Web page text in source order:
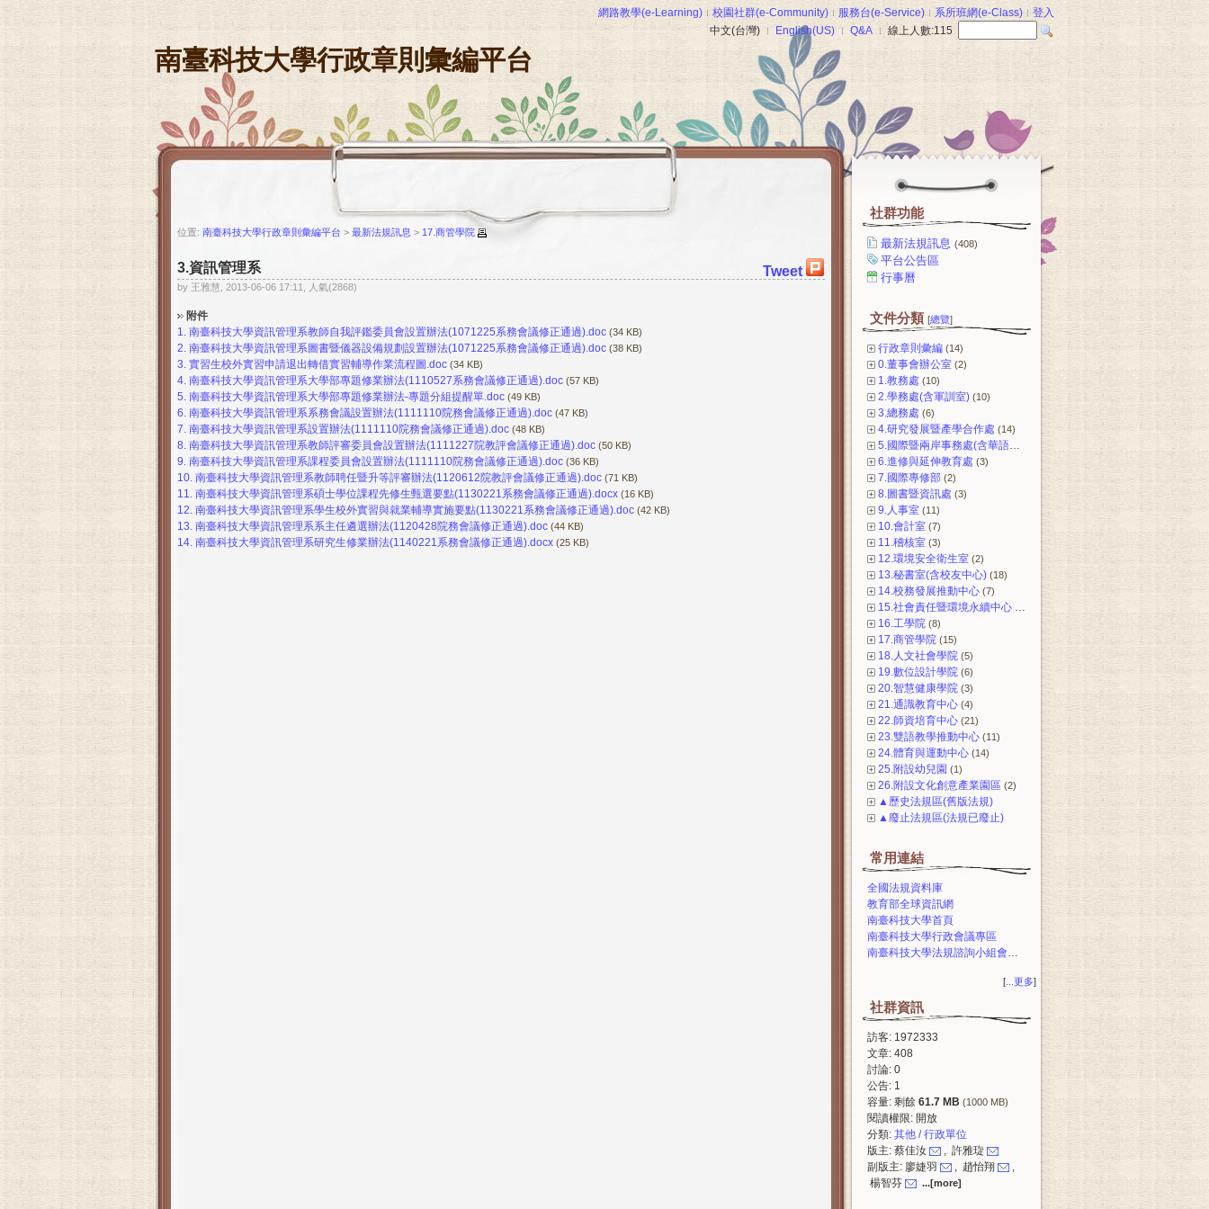
網路教學(e-Learning) 校園社群(e-Community) 服務台(e-Service) 系所班網(e-Class)
登入
中文(台灣)
English(US) Q&A 線上人數:115
南臺科技大學行政章則彙編平台
社群功能
最新法規訊息 (408)
平台公告區
行事曆
文件分類 [總覽]
行政章則彙編 (14)
0.董事會辦公室 (2)
1.教務處 (10)
2.學務處(含軍訓室) (10)
3.總務處 (6)
4.研究發展暨產學合作處 (14)
5.國際暨兩岸事務處(含華語中心)
6.進修與延伸教育處 (3)
7.國際專修部 (2)
8.圖書暨資訊處 (3)
9.人事室 (11)
10.會計室 (7)
11.稽核室 (3)
12.環境安全衛生室 (2)
13.秘書室(含校友中心) (18)
14.校務發展推動中心 (7)
15.社會責任暨環境永續中心
16.工學院 (8)
17.商管學院 (15)
18.人文社會學院 (5)
19.數位設計學院 (6)
20.智慧健康學院 (3)
21.通識教育中心 (4)
22.師資培育中心 (21)
23.雙語教學推動中心 (11)
24.體育與運動中心 (14)
25.附設幼兒園 (1)
26.附設文化創意產業園區 (2)
▲歷史法規區(舊版法規)
▲廢止法規區(法規已廢止)
常用連結
全國法規資料庫
教育部全球資訊網
南臺科技大學首頁
南臺科技大學行政會議專區
南臺科技大學法規諮詢小組會議專區
[ ...更多]
社群資訊
訪客: 1972333
文章: 408
討論: 0
公告: 1
容量: 剩餘 61.7 MB (1000 MB)
閱讀權限: 開放
分類: 其他 / 行政單位
版主: 蔡佳汝
, 許雅琁
副版主: 廖婕羽
, 趙怡翔
,
楊智芬
...[more]
位置: 南臺科技大學行政章則彙編平台 > 最新法規訊息 > 17.商管學院
3.資訊管理系 Tweet
by 王雅慧, 2013-06-06 17:11, 人氣(2868)
附件
1. 南臺科技大學資訊管理系教師自我評鑑委員會設置辦法(1071225系務會議修正通過).doc (34 KB)
2. 南臺科技大學資訊管理系圖書暨儀器設備規劃設置辦法(1071225系務會議修正通過).doc (38 KB)
3. 實習生校外實習申請退出轉借實習輔導作業流程圖.doc (34 KB)
4. 南臺科技大學資訊管理系大學部專題修業辦法(1110527系務會議修正通過).doc (57 KB)
5. 南臺科技大學資訊管理系大學部專題修業辦法-專題分組提醒單.doc (49 KB)
6. 南臺科技大學資訊管理系系務會議設置辦法(1111110院務會議修正通過).doc (47 KB)
7. 南臺科技大學資訊管理系設置辦法(1111110院務會議修正通過).doc (48 KB)
8. 南臺科技大學資訊管理系教師評審委員會設置辦法(1111227院教評會議修正通過).doc (50 KB)
9. 南臺科技大學資訊管理系課程委員會設置辦法(1111110院務會議修正通過).doc (36 KB)
10. 南臺科技大學資訊管理系教師聘任暨升等評審辦法(1120612院教評會議修正通過).doc (71 KB)
11. 南臺科技大學資訊管理系碩士學位課程先修生甄選要點(1130221系務會議修正通過).docx (16 KB)
12. 南臺科技大學資訊管理系學生校外實習與就業輔導實施要點(1130221系務會議修正通過).doc (42 KB)
13. 南臺科技大學資訊管理系系主任遴選辦法(1120428院務會議修正通過).doc (44 KB)
14. 南臺科技大學資訊管理系研究生修業辦法(1140221系務會議修正通過).docx (25 KB)